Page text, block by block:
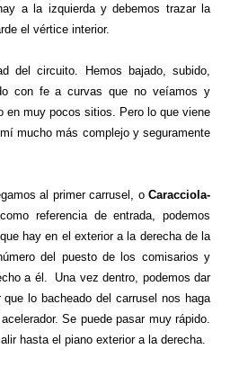
a la izquierda y debemos trazar la
el vértice interior.
del circuito. Hemos bajado, subido,
con fe a curvas que no veíamos y
en muy pocos sitios. Pero lo que viene
mucho más complejo y seguramente
al primer carrusel, o Caracciola-
referencia de entrada, podemos
hay en el exterior a la derecha de la
del puesto de los comisarios y
a él. Una vez dentro, podemos dar
lo bacheado del carrusel nos haga
Se puede pasar muy rápido.
hasta el piano exterior a la derecha.